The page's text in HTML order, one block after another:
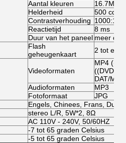
Aantal kleuren
16.7M
Helderheid
500 cd/
Contrastverhouding 1000:1
Reactietijd
8 ms
Duur van het paneel meer
Flash
geheugenkaart
2 tot en
Videoformaten
MP4
DAT/
Audioformaten
MP3
Fotoformaat
JPG
Engels, Chinees, Frans,
stereo L/R, 5W*2, 8Ω
AC 110V - 240V, 50/60HZ
-7 tot 65 graden Celsius
-5 tot 65 graden Celsius